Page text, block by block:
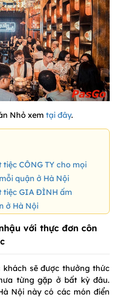
Nhỏ xem tại đây.
CÔNG TY cho mọi
quận ở Hà Nội
tiệc GIA ĐÌNH ấm
ở Hà Nội
với thực đơn côn
sẽ được thưởng thức
từng gặp ở bất kỳ đâu.
Nội này có các món điển